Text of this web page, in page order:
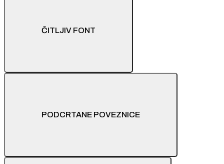
ČITLJIV FONT
PODCRTANE POVEZNICE